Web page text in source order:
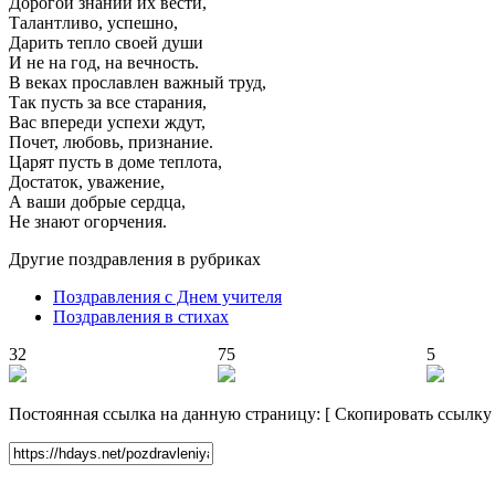
Талантливо, успешно,
Дарить тепло своей души
И не на год, на вечность.
В веках прославлен важный труд,
Так пусть за все старания,
Вас впереди успехи ждут,
Почет, любовь, признание.
Царят пусть в доме теплота,
Достаток, уважение,
А ваши добрые сердца,
Не знают огорчения.
Другие поздравления в рубриках
Поздравления с Днем учителя
Поздравления в стихах
32
75 5
Постоянная ссылка на данную страницу: [ Скопировать ссылку